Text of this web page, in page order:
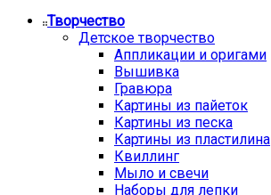
Творчество
Детское творчество
Аппликации и оригами
Вышивка
Гравюра
Картины из пайеток
Картины из песка
Картины из пластилина
Квиллинг
Мыло и свечи
Наборы для лепки